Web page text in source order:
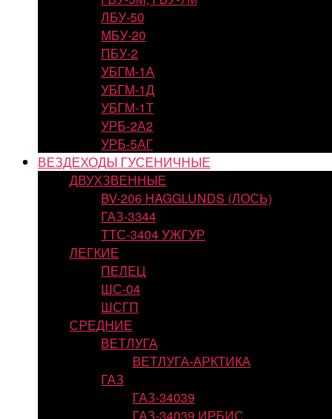
ЛБУ-50
МБУ-20
ПБУ-2
УБГМ-1А
УБГМ-1Д
УБГМ-1Т
УРБ-2А2
УРБ-5АГ
ВЕЗДЕХОДЫ ГУСЕНИЧНЫЕ
ДВУХЗВЕННЫЕ
BV-206 HAGGLUNDS (ЛОСЬ)
ГАЗ-3344
ТТС-3404 УЖГУР
ЛЕГКИЕ
ПЕЛЕЦ
ШС-04
ШСГП
СРЕДНИЕ
ВЕТЛУГА
ВЕТЛУГА-АРКТИКА
ГАЗ
ГАЗ-34039